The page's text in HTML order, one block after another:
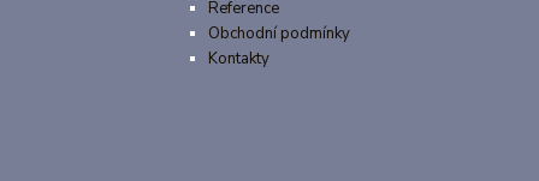
Reference
Obchodní podmínky
Kontakty